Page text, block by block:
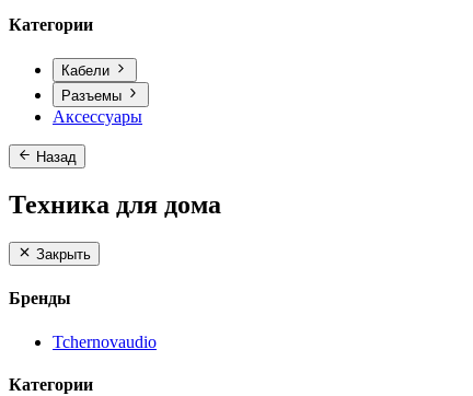
Категории
Кабели
Разъемы
Аксессуары
Назад
Техника для дома
Закрыть
Бренды
Tchernovaudio
Категории